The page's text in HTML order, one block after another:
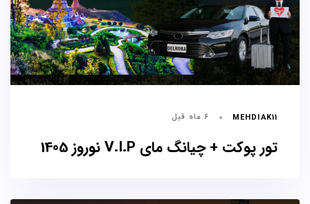
MEHDIAK11 ۶ ماه قبل
تور پوکت + چیانگ مای V.I.P نوروز 1405